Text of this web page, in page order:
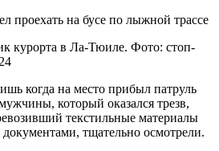
курорта в Ла-Тюиле. Фото: стоп-
когда на место прибыл патруль
который оказался трезв,
текстильные материалы
тщательно осмотрели.